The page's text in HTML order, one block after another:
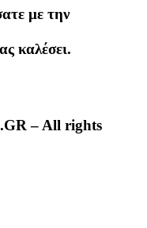
με την
καλέσει.
– All rights